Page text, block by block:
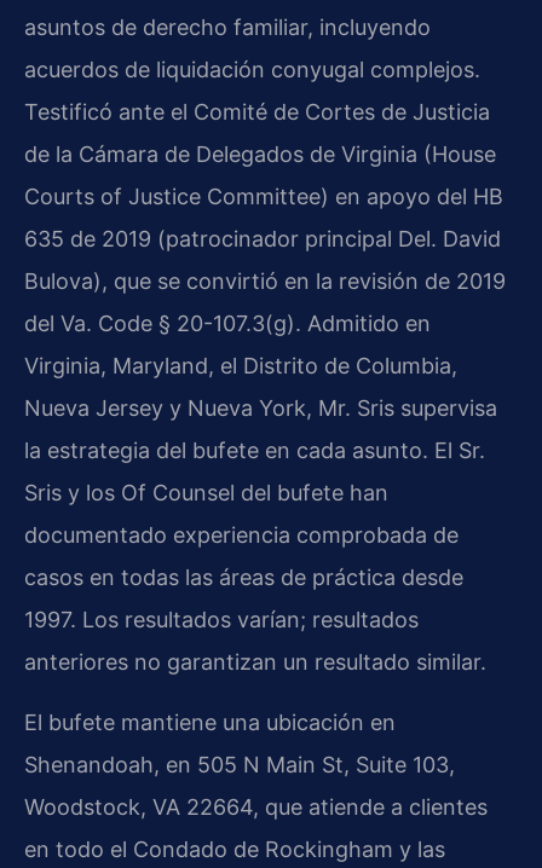
asuntos de derecho familiar, incluyendo
acuerdos de liquidación conyugal complejos.
Testificó ante el Comité de Cortes de Justicia
de la Cámara de Delegados de Virginia (House
Courts of Justice Committee) en apoyo del HB
635 de 2019 (patrocinador principal Del. David
Bulova), que se convirtió en la revisión de 2019
del Va. Code § 20-107.3(g). Admitido en
Virginia, Maryland, el Distrito de Columbia,
Nueva Jersey y Nueva York, Mr. Sris supervisa
la estrategia del bufete en cada asunto. El Sr.
Sris y los Of Counsel del bufete han
documentado experiencia comprobada de
casos en todas las áreas de práctica desde
1997. Los resultados varían; resultados
anteriores no garantizan un resultado similar.
El bufete mantiene una ubicación en
Shenandoah, en 505 N Main St, Suite 103,
Woodstock, VA 22664, que atiende a clientes
en todo el Condado de Rockingham y las